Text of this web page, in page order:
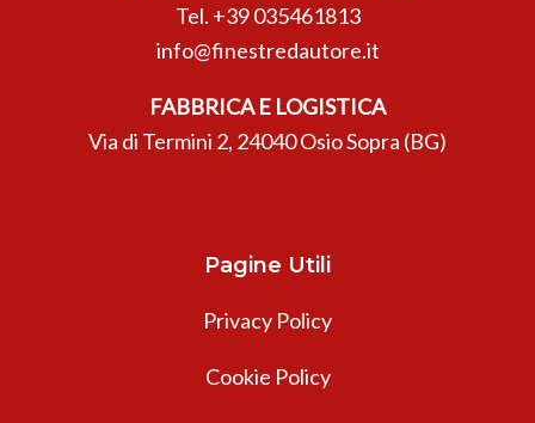
Tel. +39 035461813
info@finestredautore.it
FABBRICA E LOGISTICA
Via di Termini 2, 24040 Osio Sopra (BG)
Pagine Utili
Privacy Policy
Cookie Policy